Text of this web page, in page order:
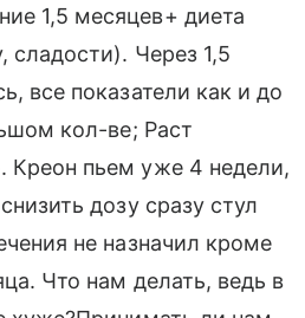
1,5 месяцев+ диета
Через 1,5
все показатели как и до
кол-ве; Раст
пьем уже 4 недели,
дозу сразу стул
не назначил кроме
Что нам делать, ведь в